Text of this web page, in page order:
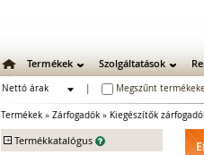
Termékek Szolgáltatások
Nettó árak
Megszűnt
Termékek » Zárfogadók » Kiegészítők
+ Termékkatalógus